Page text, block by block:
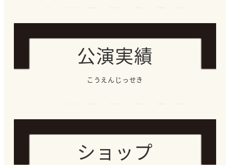
公演実績
こうえんじっせき
ショップ